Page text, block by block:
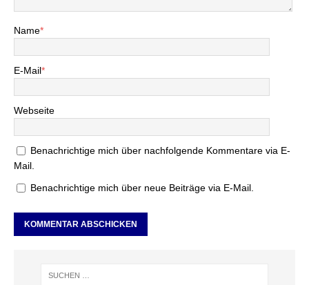
Name*
E-Mail*
Webseite
Benachrichtige mich über nachfolgende Kommentare via E-
Mail.
Benachrichtige mich über neue Beiträge via E-Mail.